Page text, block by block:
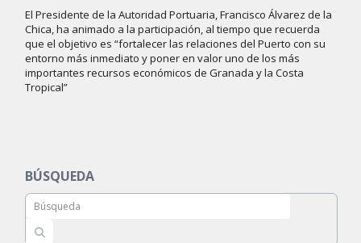
El Presidente de la Autoridad Portuaria, Francisco Álvarez de la
Chica, ha animado a la participación, al tiempo que recuerda
que el objetivo es “fortalecer las relaciones del Puerto con su
entorno más inmediato y poner en valor uno de los más
importantes recursos económicos de Granada y la Costa
Tropical”
BÚSQUEDA